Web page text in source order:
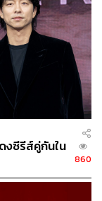
งซีรีส์คู่กันใน
860